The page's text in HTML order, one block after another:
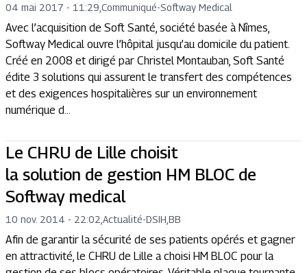
04 mai 2017 - 11:29 Communiqué-Softway Medical
Avec l’acquisition de Soft Santé, société basée à Nîmes,
Softway Medical ouvre l’hôpital jusqu’au domicile du patient.
Créé en 2008 et dirigé par Christel Montauban, Soft Santé
édite 3 solutions qui assurent le transfert des compétences
et des exigences hospitalières sur un environnement
numérique d...
Le CHRU de Lille choisit
la solution de gestion HM BLOC de
Softway medical
10 nov. 2014 - 22:02 Actualité-DSIH,BB
Afin de garantir la sécurité de ses patients opérés et gagner
en attractivité, le CHRU de Lille a choisi HM BLOC pour la